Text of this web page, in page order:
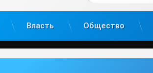
Власть Общество